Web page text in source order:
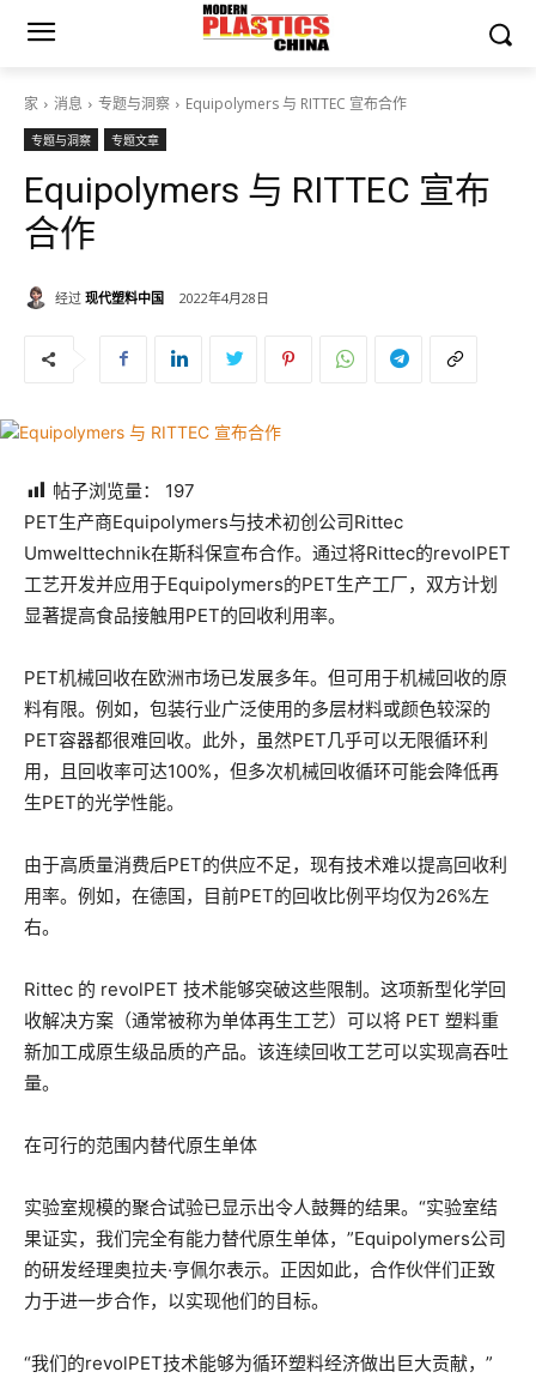
家 消息 专题与洞察 Equipolymers 与 RITTEC 宣布合作
专题与洞察 专题文章
Equipolymers 与 RITTEC 宣布
合作
经过 现代塑料中国 2022年4月28日
帖子浏览量：
197
PET生产商Equipolymers与技术初创公司Rittec
Umwelttechnik在斯科保宣布合作。通过将Rittec的revolPET
工艺开发并应用于Equipolymers的PET生产工厂，双方计划
显著提高食品接触用PET的回收利用率。
PET机械回收在欧洲市场已发展多年。但可用于机械回收的原
料有限。例如，包装行业广泛使用的多层材料或颜色较深的
PET容器都很难回收。此外，虽然PET几乎可以无限循环利
用，且回收率可达100%，但多次机械回收循环可能会降低再
生PET的光学性能。
由于高质量消费后PET的供应不足，现有技术难以提高回收利
用率。例如，在德国，目前PET的回收比例平均仅为26%左
右。
Rittec 的 revolPET 技术能够突破这些限制。这项新型化学回
收解决方案（通常被称为单体再生工艺）可以将 PET 塑料重
新加工成原生级品质的产品。该连续回收工艺可以实现高吞吐
量。
在可行的范围内替代原生单体
实验室规模的聚合试验已显示出令人鼓舞的结果。“实验室结
果证实，我们完全有能力替代原生单体，”Equipolymers公司
的研发经理奥拉夫·亨佩尔表示。正因如此，合作伙伴们正致
力于进一步合作，以实现他们的目标。
“我们的revolPET技术能够为循环塑料经济做出巨大贡献，”